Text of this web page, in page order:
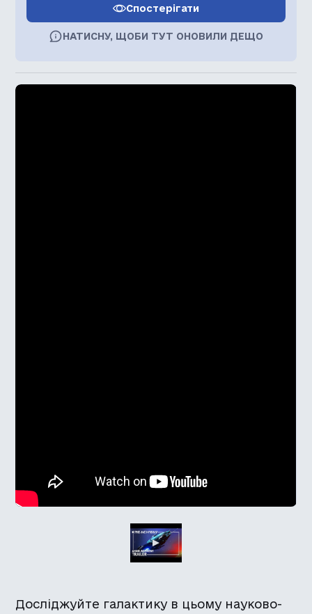
Досліджуйте галактику в цьому науково-
Спостерігати
НАТИСНУ, ЩОБИ ТУТ ОНОВИЛИ ДЕЩО